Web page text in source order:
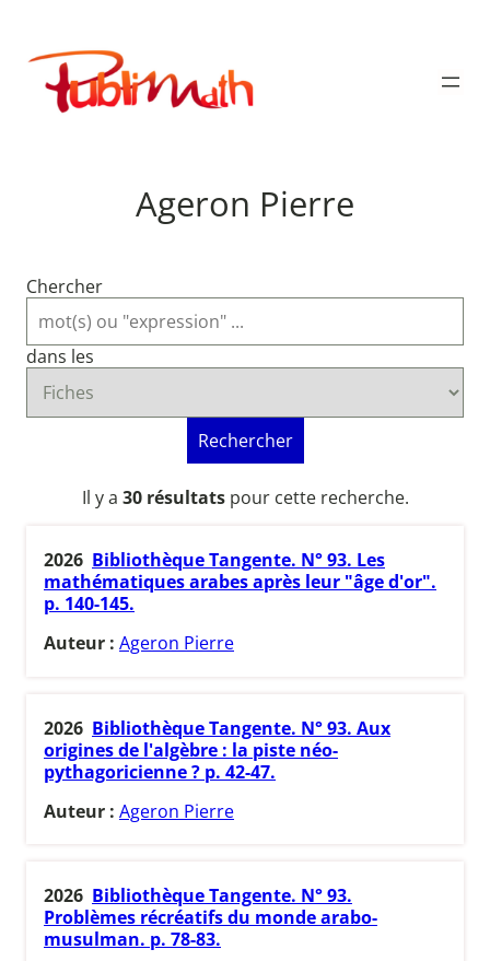
contenu
Publimath
Ageron Pierre
Chercher
dans les
Rechercher
Il y a 30 résultatspour cette recherche.
2026 Bibliothèque Tangente. N° 93. Les
mathématiques arabes après leur "âge d'or".
p. 140-145.
Auteur : Ageron Pierre
2026 Bibliothèque Tangente. N° 93. Aux
origines de l'algèbre : la piste néo-
pythagoricienne ? p. 42-47.
Auteur : Ageron Pierre
2026 Bibliothèque Tangente. N° 93.
Problèmes récréatifs du monde arabo-
musulman. p. 78-83.